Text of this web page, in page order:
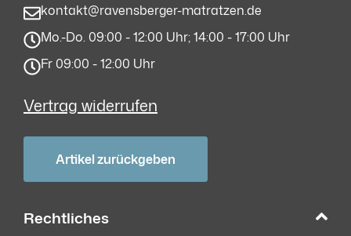
kontakt@ravensberger-matratzen.de
Mo.-Do. 09:00 - 12:00 Uhr; 14:00 - 17:00 Uhr
Fr 09:00 - 12:00 Uhr
Vertrag widerrufen
Artikel zurückgeben
Rechtliches